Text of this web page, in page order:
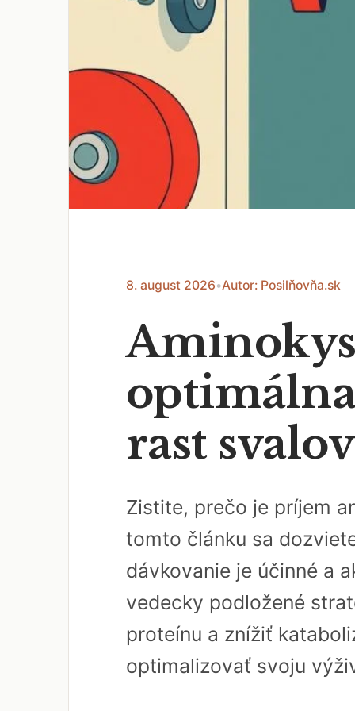
8. august 2026•Autor: Posilňovňa.sk
rast svalov
Zistite, prečo je príjem
tomto článku sa
dávkovanie je účinné a
vedecky podložené
proteínu a znížiť
optimalizovať svoju